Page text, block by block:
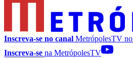
Inscreva-se no canal MetrópolesTV no
Inscreva-se na MetrópolesTV